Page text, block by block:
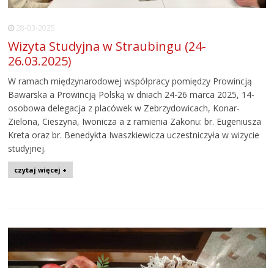
28-03-2025
Wizyta Studyjna w Straubingu (24-
26.03.2025)
W ramach międzynarodowej współpracy pomiędzy Prowincją
Bawarska a Prowincją Polską w dniach 24-26 marca 2025, 14-
osobowa delegacja z placówek w Zebrzydowicach, Konar-
Zielona, Cieszyna, Iwonicza a z ramienia Zakonu: br. Eugeniusza
Kreta oraz br. Benedykta Iwaszkiewicza uczestniczyła w wizycie
studyjnej.
czytaj więcej +